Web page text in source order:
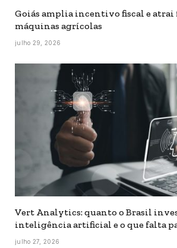
Goiás amplia incentivo fiscal e atrai
máquinas agrícolas
julho 29, 2026
Vert Analytics: quanto o Brasil
inteligência artificial e o que falta
julho 27, 2026